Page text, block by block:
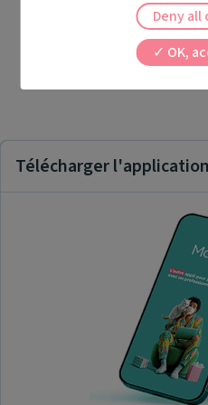
Télécharger l'application
OK,
Deny all